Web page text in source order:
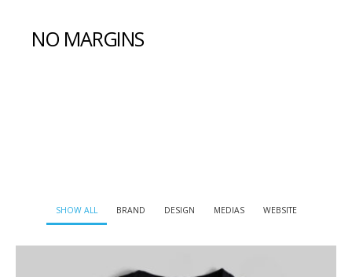
NO MARGINS
SHOW ALL BRAND DESIGN MEDIAS WEBSITE